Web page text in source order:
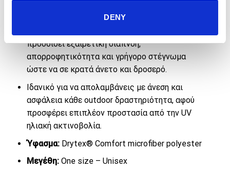
DENY
microfiber πολυεστερικό νήμα, υψηλής
προσδίδει εξαιρετική διαπνοή,
απορροφητικότητα και γρήγορο στέγνωμα
ώστε να σε κρατά άνετο και δροσερό.
Ιδανικό για να απολαμβάνεις με άνεση και
ασφάλεια κάθε outdoor δραστηριότητα, αφού
προσφέρει επιπλέον προστασία από την UV
ηλιακή ακτινοβολία.
Ύφασμα:Drytex® Comfort microfiber polyester
Μεγέθη:One size – Unisex